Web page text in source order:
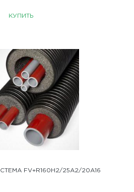
КУПИТЬ
FV+R160H2/25A2/20A16